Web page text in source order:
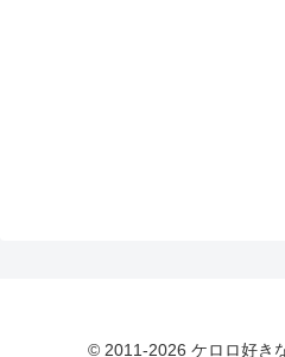
© 2011-2026 ケロロ好き